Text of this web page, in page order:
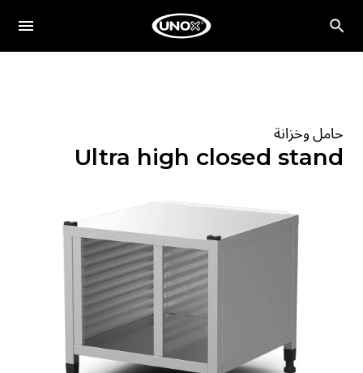
حامل وخزانة
Ultra high closed stand